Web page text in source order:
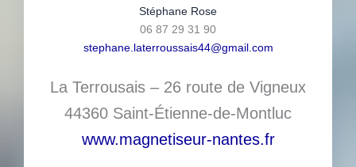
Stéphane Rose
06 87 29 31 90
stephane.laterroussais44@gmail.com
La Terrousais – 26 route de Vigneux
44360 Saint-Étienne-de-Montluc
www.magnetiseur-nantes.fr